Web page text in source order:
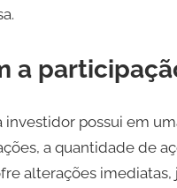
a
possui em
a quantidade de
alterações imediatas,